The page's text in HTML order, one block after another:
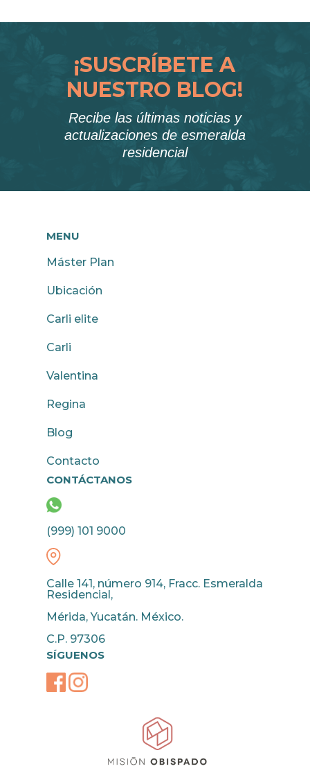
¡SUSCRÍBETE A
NUESTRO BLOG!
Recibe las últimas noticias y
actualizaciones de esmeralda
residencial
MENU
Máster Plan
Ubicación
Carli elite
Carli
Valentina
Regina
Blog
Contacto
CONTÁCTANOS
(999) 101 9000
Calle 141, número 914, Fracc. Esmeralda
Residencial,
Mérida, Yucatán. México.
C.P. 97306
SÍGUENOS